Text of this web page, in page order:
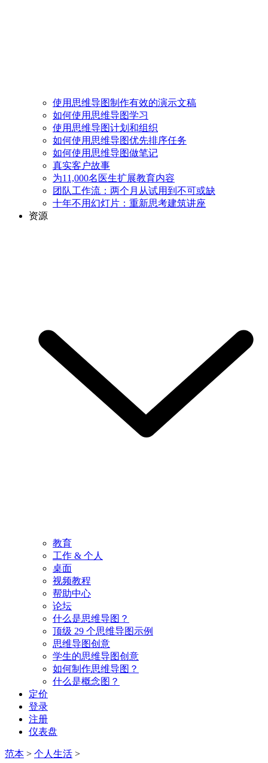
使用思维导图制作有效的演示文稿
如何使用思维导图学习
使用思维导图计划和组织
如何使用思维导图优先排序任务
如何使用思维导图做笔记
真实客户故事
为11,000名医生扩展教育内容
团队工作流：两个月从试用到不可或缺
十年不用幻灯片：重新思考建筑讲座
资源
教育
工作 & 个人
桌面
视频教程
帮助中心
论坛
什么是思维导图？
顶级 29 个思维导图示例
思维导图创意
学生的思维导图创意
如何制作思维导图？
什么是概念图？
定价
登录
注册
仪表盘
范本 > 个人生活 >